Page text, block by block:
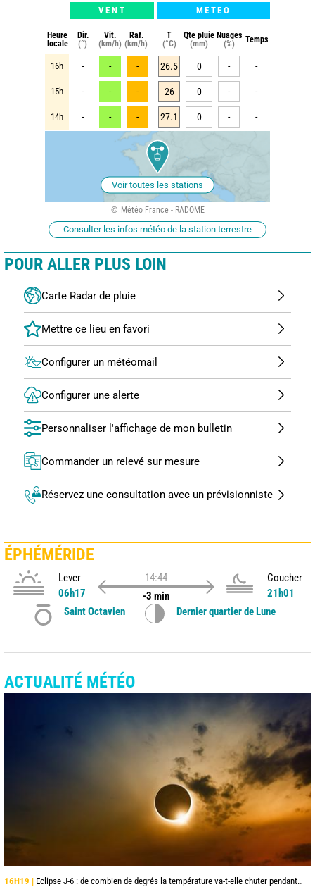
VENT METEO
Heure
locale
Dir.
(°)
Vit.
(km/h)
Raf.
(km/h)
T
(°C)
Qte pluie
(mm)
Nuages
(%)
Temps
16h - - - 26.5 0 - -
15h - - - 26 0 - -
14h - - - 27.1 0 - -
Voir toutes les stations
Météo France - RADOME
Consulter les infos météo de la station terrestre
POUR ALLER PLUS LOIN
Carte Radar de pluie
Configurer un météomail
Configurer une alerte
Personnaliser l'affichage de mon bulletin
Commander un relevé sur mesure
Réservez une consultation avec un prévisionniste
ÉPHÉMÉRIDE
Lever
06h17
14:44
-3 min
Coucher
21h01
Saint Octavien
Dernier quartier de Lune
ACTUALITÉ MÉTÉO
16H19 | Eclipse J-6 : de combien de degrés la température va-t-elle chuter pendant l'éclipse du 12 août ?